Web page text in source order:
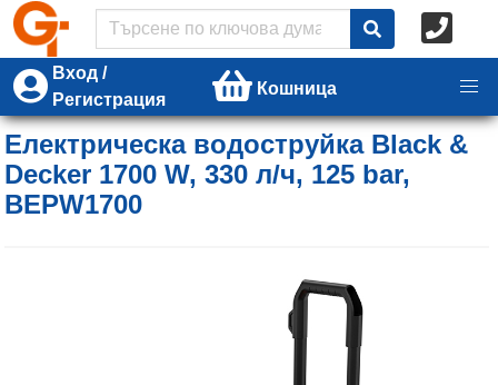
Вход /
Регистрация
Кошница
Електрическа водоструйка Black &
Decker 1700 W, 330 л/ч, 125 bar,
BEPW1700